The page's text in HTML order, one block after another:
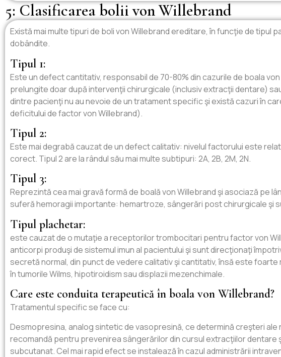
5: Clasificarea bolii von Willebrand
Există mai multe tipuri de boli von Willebrand ereditare, în funcţie de tipul
dobândite.
Tipul 1:
Este un defect cantitativ, responsabil de 70-80% din cazurile de boala
prelungite doar după intervenţii chirurgicale (inclusiv extracţii dentare)
dintre pacienţi nu au nevoie de un tratament specific şi există cazuri în
deficitului de factor von Willebrand).
Tipul 2:
Este mai degrabă cauzat de un defect calitativ: nivelul factorului este
corect. Tipul 2 are la rândul său mai multe subtipuri: 2A, 2B, 2M, 2N.
Tipul 3:
Reprezintă cea mai gravă formă de boală von Willebrand şi asociază pe
suferă hemoragii importante: hemartroze, sângerări post chirurgicale şi
Tipul plachetar:
este cauzat de o mutaţie a receptorilor trombocitari pentru factor von
anticorpi produşi de sistemul imun al pacientului şi sunt direcţionaţi
secretă normal, din punct de vedere calitativ şi cantitativ, însă este
în tumorile Wilms, hipotiroidism sau displazii mezenchimale.
Care este conduita terapeutică în boala von Willebrand?
Tratamentul specific se face cu:
Desmopresina, analog sintetic de vasopresină, ce determină creşteri ale
recomandă pentru prevenirea sângerărilor din cursul extracţiilor
subcutanat. Cel mai rapid efect se instalează în cazul administrării